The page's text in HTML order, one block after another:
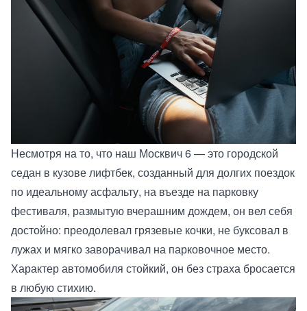
Несмотря на то, что наш Москвич 6 — это городской
седан в кузове лифтбек, созданный для долгих поездок
по идеальному асфальту, на въезде на парковку
фестиваля, размытую вчерашним дождем, он вел себя
достойно: преодолевал грязевые кочки, не буксовал в
лужах и мягко заворачивал на парковочное место.
Характер автомобиля стойкий, он без страха бросается
в любую стихию.